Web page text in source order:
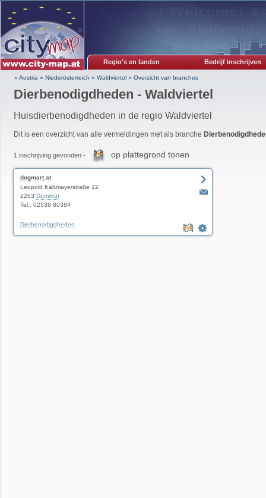
Regio's en landen Bedrijf inschrijven
» Austria » Niederösterreich » Waldviertel » Overzicht van branches
Dierbenodigdheden - Waldviertel
Huisdierbenodigdheden in de regio Waldviertel
Dit is een overzicht van alle vermeldingen met als branche
1 inschrijving gevonden - op plattegrond tonen
dogmart.at
Leopold Käßmayerstraße 12
2263 Dürnkrut
Tel.: 02538 80384
Dierbenodigdheden